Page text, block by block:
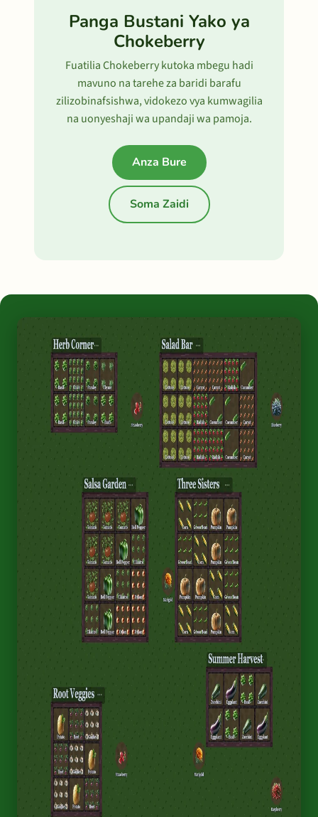
Panga Bustani Yako ya
Chokeberry
Fuatilia Chokeberry kutoka mbegu hadi
mavuno na tarehe za baridi barafu
zilizobinafsishwa, vidokezo vya kumwagilia
na uonyeshaji wa upandaji wa pamoja.
Anza Bure
Soma Zaidi